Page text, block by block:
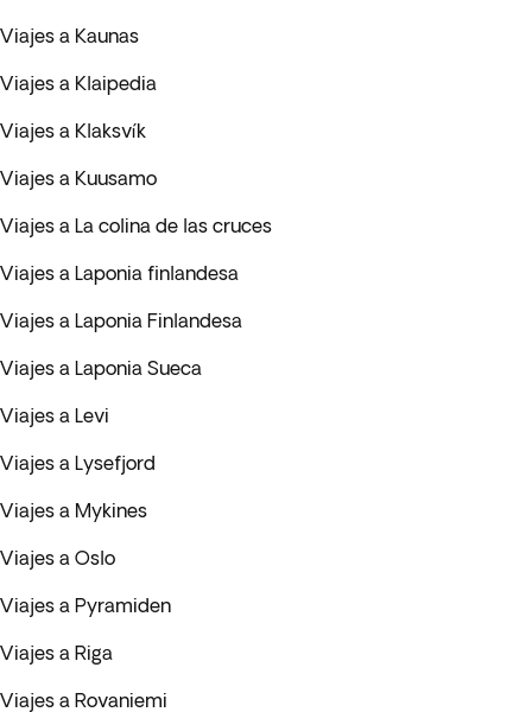
Viajes a Kaunas
Viajes a Klaipedia
Viajes a Klaksvík
Viajes a Kuusamo
Viajes a La colina de las cruces
Viajes a Laponia finlandesa
Viajes a Laponia Finlandesa
Viajes a Laponia Sueca
Viajes a Levi
Viajes a Lysefjord
Viajes a Mykines
Viajes a Oslo
Viajes a Pyramiden
Viajes a Riga
Viajes a Rovaniemi